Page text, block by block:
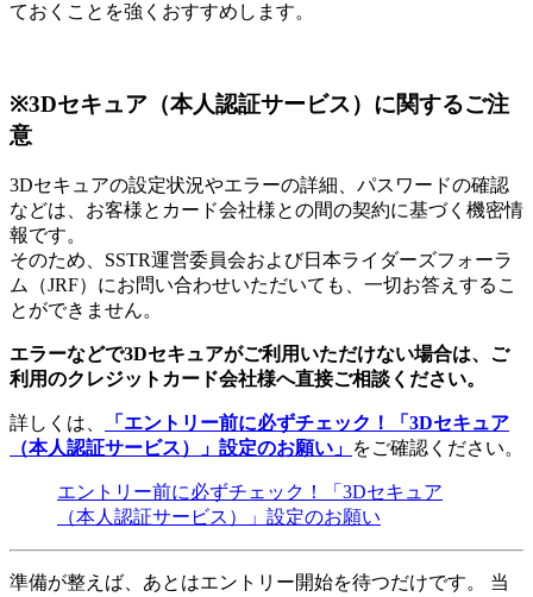
ておくことを強くおすすめします。
※3Dセキュア（本人認証サービス）に関するご注
意
3Dセキュアの設定状況やエラーの詳細、パスワードの確認
などは、お客様とカード会社様との間の契約に基づく機密情
報です。
そのため、SSTR運営委員会および日本ライダーズフォーラ
ム（JRF）にお問い合わせいただいても、一切お答えするこ
とができません。
エラーなどで3Dセキュアがご利用いただけない場合は、ご
利用のクレジットカード会社様へ直接ご相談ください。
詳しくは、
「エントリー前に必ずチェック！「3Dセキュア
（本人認証サービス）」設定のお願い」 をご確認ください。
エントリー前に必ずチェック！「3Dセキュア
（本人認証サービス）」設定のお願い
準備が整えば、あとはエントリー開始を待つだけです。 当